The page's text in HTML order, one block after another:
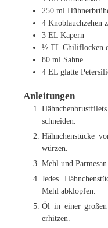
250 ml
4 Knoblauchzehen
3 EL Kapern
½ TL Chiliflocken
80 ml Sahne
4 EL glatte
Anleitungen
schneiden.
Hähnchenstücke
würzen.
Mehl und
Jedes
Mehl abklopfen.
Öl in einer
erhitzen.